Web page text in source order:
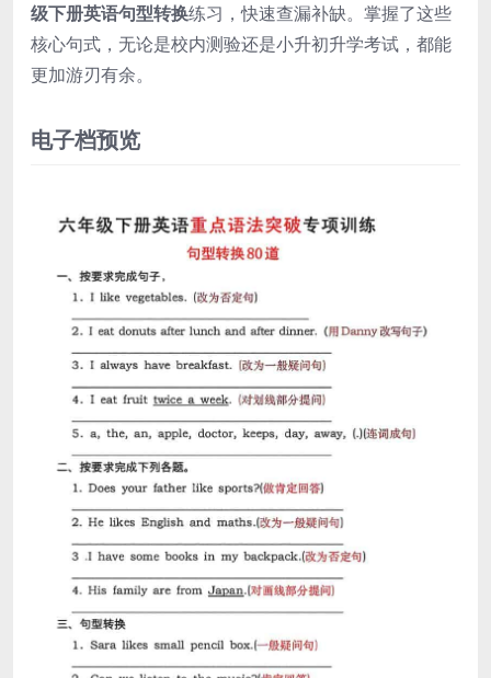
级下册英语句型转换练习，快速查漏补缺。掌握了这些
核心句式，无论是校内测验还是小升初升学考试，都能
更加游刃有余。
电子档预览